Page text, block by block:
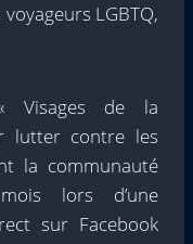
LGBTQ,
Visages de la
lutter contre les
la communauté
lors d’une
sur Facebook